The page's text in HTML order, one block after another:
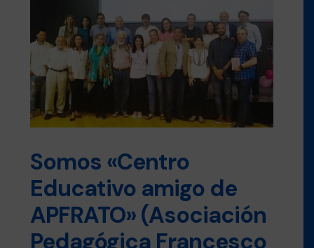
Somos «Centro
Educativo amigo de
APFRATO» (Asociación
Pedagógica Francesco